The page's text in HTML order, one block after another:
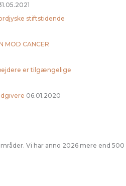
stiftstidende
MOD CANCER
er tilgængelige
06.01.2020
Vi har anno 2026 mere end 500